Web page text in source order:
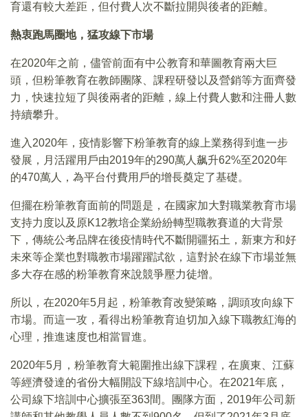
育還有較大差距，但付費人次不斷拉開與後者的距離。
熱衷跑馬圈地，猛攻線下市場
在2020年之前，儘管前面有中公教育和華圖教育兩大巨
頭，但粉筆教育在教師團隊、課程研發以及營銷等方面齊發
力，快速拉短了與後兩者的距離，線上付費人數和注冊人數
持續攀升。
進入2020年，疫情影響下粉筆教育的線上業務得到進一步
發展，月活躍用戶由2019年的290萬人飙升62%至2020年
的470萬人，為平台付費用戶的增長奠定了基礎。
但擺在粉筆教育面前的問題是，在國家加大對職業教育市場
支持力度以及原K12教培企業紛紛轉型職教賽道的大背景
下，傳統公考品牌在後疫情時代不斷開疆拓土，新東方和好
未來等企業也對職教市場躍躍試欲，這對於在線下市場並無
多大存在感的粉筆教育來說競爭壓力徒增。
所以，在2020年5月起，粉筆教育改變策略，調頭攻向線下
市場。而這一攻，看得出粉筆教育迫切加入線下職教紅海的
心理，推進速度也相當冒進。
2020年5月，粉筆教育大範圍推出線下課程，在廣東、江蘇
等經濟發達的省份大幅開設下線培訓中心。在2021年底，
公司線下培訓中心擴張至363間。團隊方面，2019年公司新